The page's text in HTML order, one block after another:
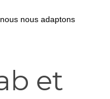
nous adaptons
et